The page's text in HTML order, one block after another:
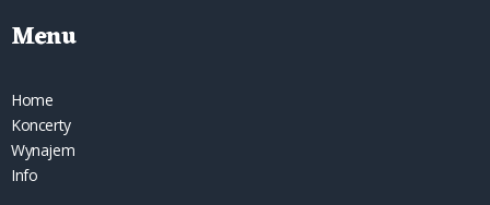
Menu
Home
Koncerty
Wynajem
Info